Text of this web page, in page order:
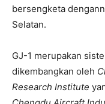
bersengketa
Selatan.
GJ-1 merupakan
dikembangkan oleh
Research Institute